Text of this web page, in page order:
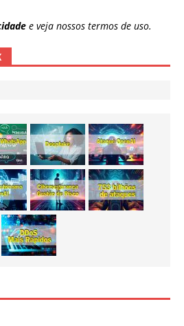
e veja nossos termos de uso.